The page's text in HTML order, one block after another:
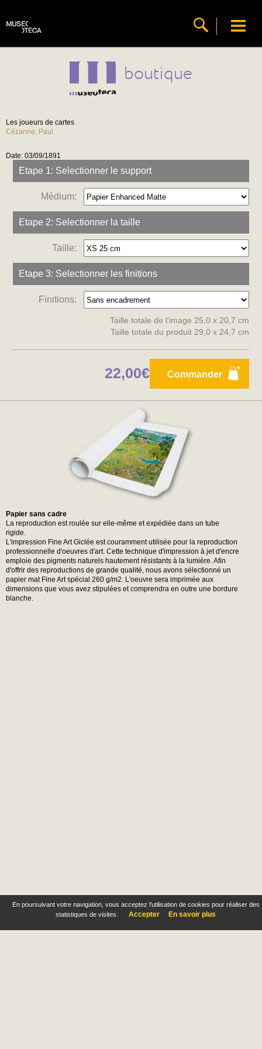
En poursuivant votre navigation, vous acceptez l'utilisation de cookies pour réaliser des
statistiques de visites.
Accepter En savoir plus
boutique
Les joueurs de cartes
Cézanne, Paul
Date: 03/09/1891
Etape 1: Selectionner le support
Médium:
Etape 2: Selectionner la taille
Taille:
Etape 3: Selectionner les finitions
Finitions:
Taille totale de l'image 25,0 x 20,7 cm
Taille totale du produit 29,0 x 24,7 cm
Commander
22,00€
Papier sans cadre
La reproduction est roulée sur elle-même et expédiée dans un tube
rigide.
L'impression Fine Art Giclée est couramment utilisée pour la reproduction
professionnelle d'oeuvres d'art. Cette technique d'impression à jet d'encre
emploie des pigments naturels hautement résistants à la lumière. Afin
d'offrir des reproductions de grande qualité, nous avons sélectionné un
papier mat Fine Art spécial 260 g/m2. L'oeuvre sera imprimée aux
dimensions que vous avez stipulées et comprendra en outre une bordure
blanche.